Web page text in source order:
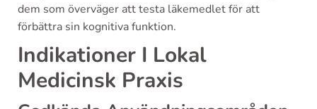
dem som överväger att testa läkemedlet för att
förbättra sin kognitiva funktion.
Indikationer I Lokal
Medicinsk Praxis